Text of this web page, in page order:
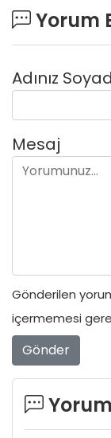
Yorum
Adınız
Mesaj
Gönderilen
içermemesi
Gönder